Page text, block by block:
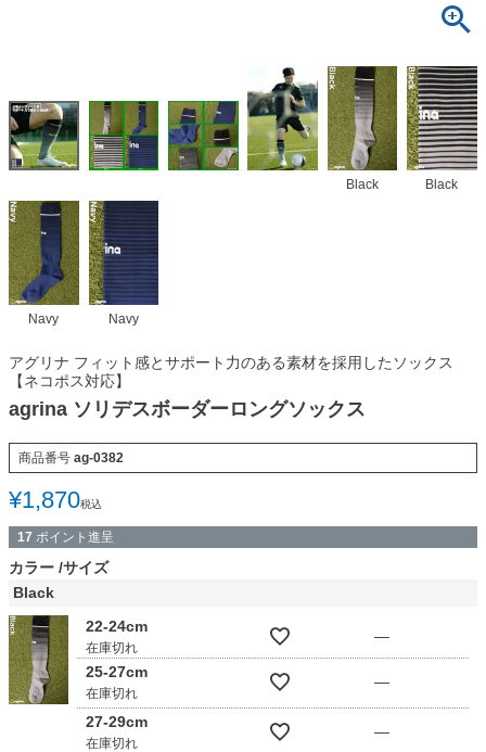
Black Black
Navy Navy
アグリナ フィット感とサポート力のある素材を採用したソックス
【ネコポス対応】
agrina ソリデスボーダーロングソックス
商品番号 ag-0382
¥1,870税込
17 ポイント進呈
カラー サイズ
Black
22-24cm
在庫切れ
—
25-27cm
在庫切れ
—
27-29cm
在庫切れ
—